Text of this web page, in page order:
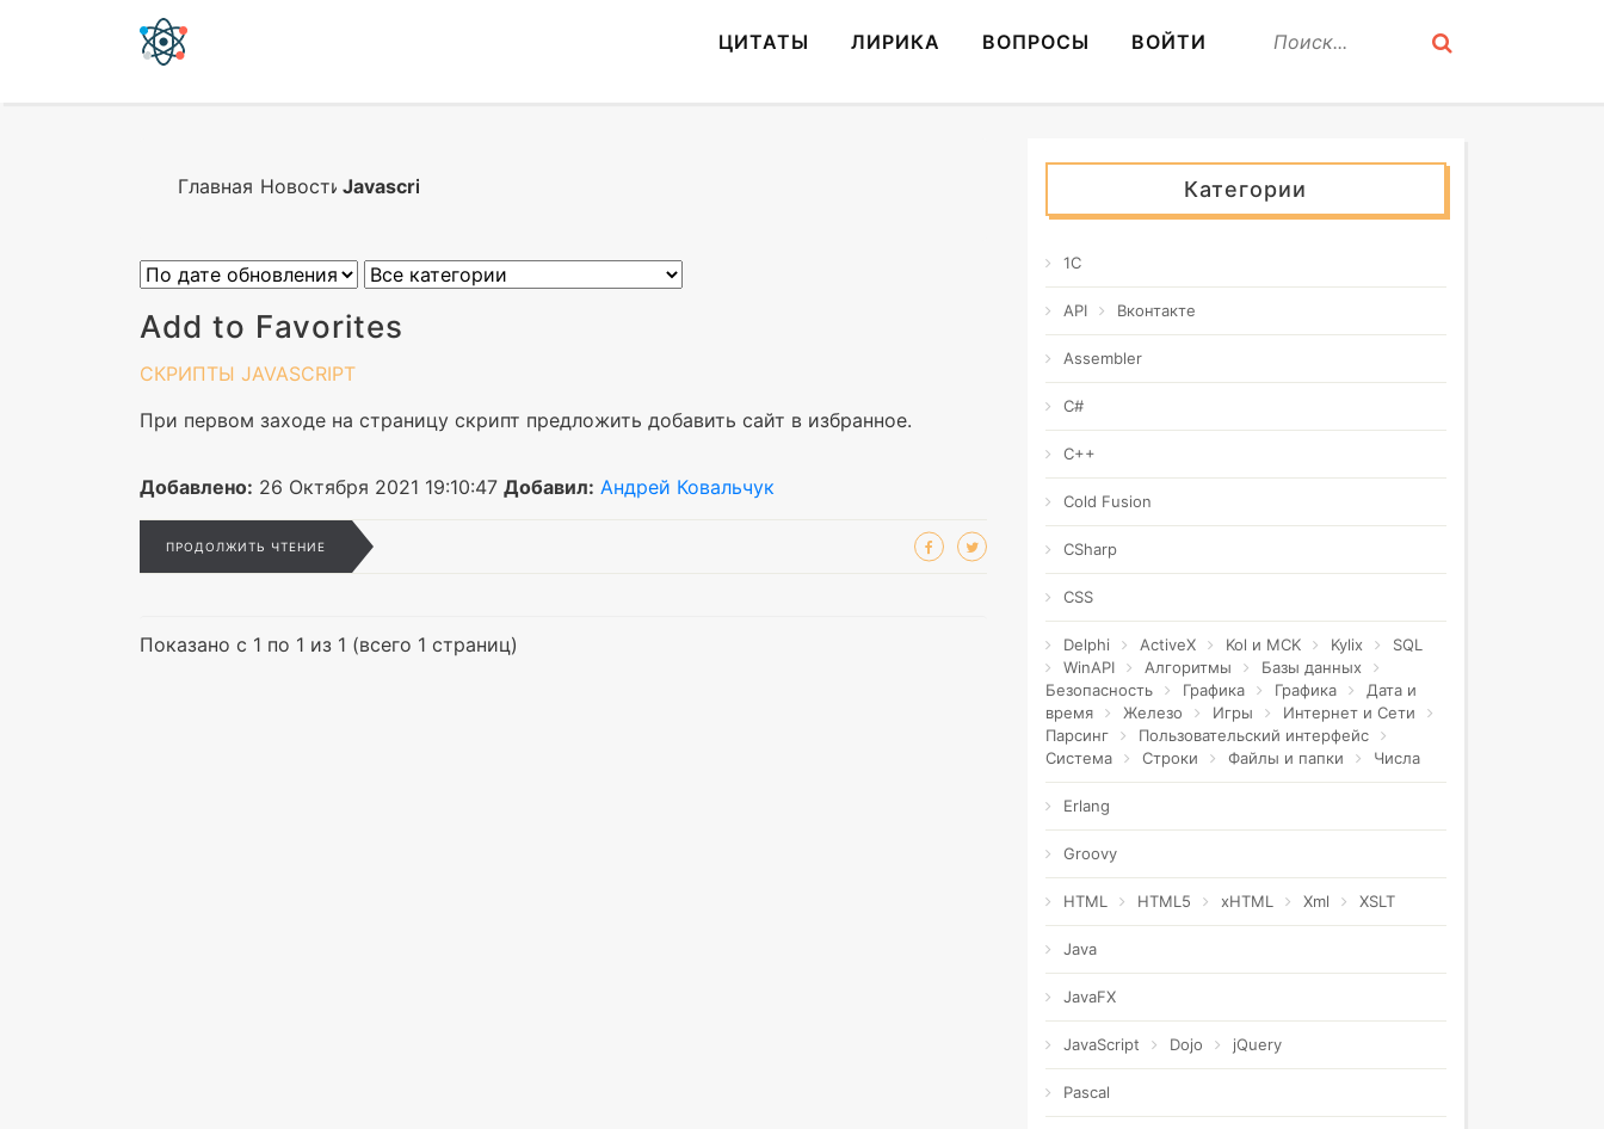
ЦИТАТЫ ЛИРИКА ВОПРОСЫ ВОЙТИ
Главная Новости Javascript
Add to Favorites
СКРИПТЫ JAVASCRIPT
При первом заходе на страницу скрипт предложить добавить сайт в избранное.
Добавлено: 26 Октября 2021 19:10:47 Добавил: Андрей Ковальчук
ПРОДОЛЖИТЬ ЧТЕНИЕ
Показано с 1 по 1 из 1 (всего 1 страниц)
Категории
1C
API Вконтакте
Assembler
C#
C++
Cold Fusion
CSharp
CSS
Delphi ActiveX Kol и MCK Kylix
SQL
WinAPI
Алгоритмы
Базы данных
Безопасность
Графика Графика
Дата и
время
Железо Игры
Интернет и Сети
Парсинг
Пользовательский интерфейс
Система
Строки Файлы и папки Числа
Erlang
Groovy
HTML HTML5 xHTML Xml XSLT
Java
JavaFX
JavaScript Dojo jQuery
Pascal